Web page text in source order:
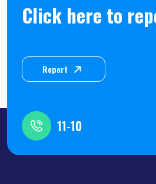
Click here to
Report
11-10